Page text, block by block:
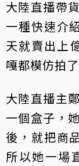
大陸直播帶
一種快速介
天就賣出上
嘎都模仿拍
大陸直播主
一個盒子，
後，就把商
所以她一場